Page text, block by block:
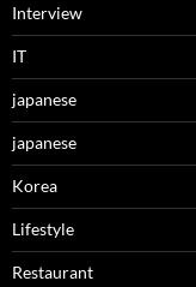
Interview
IT
japanese
japanese
Korea
Lifestyle
Restaurant